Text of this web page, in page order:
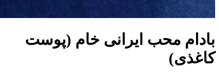
بادام محب ایرانی خام (پوست
کاغذی)